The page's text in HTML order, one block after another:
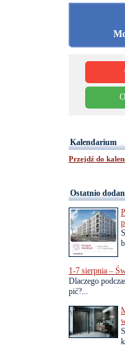
Kalendarium
Przejdź do
Ostatnio
1-7 sierpnia –
Dlaczego
pić?...